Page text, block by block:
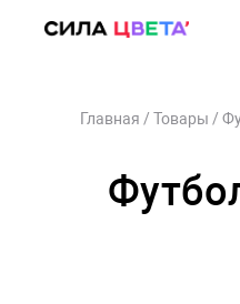
Главная / Товары /